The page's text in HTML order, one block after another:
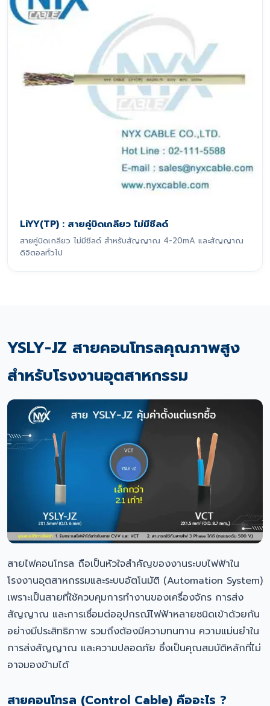
LiYY(TP) : สายคู่บิดเกลียว ไม่มีชีลด์
สายคู่บิดเกลียว ไม่มีชีลด์ สำหรับสัญญาณ 4-20mA และสัญญาณ
ดิจิตอลทั่วไป
YSLY-JZ สายคอนโทรลคุณภาพสูง
สำหรับโรงงานอุตสาหกรรม
สายไฟคอนโทรล ถือเป็นหัวใจสำคัญของงานระบบไฟฟ้าใน
โรงงานอุตสาหกรรมและระบบอัตโนมัติ (Automation System)
เพราะเป็นสายที่ใช้ควบคุมการทำงานของเครื่องจักร การส่ง
สัญญาณ และการเชื่อมต่ออุปกรณ์ไฟฟ้าหลายชนิดเข้าด้วยกัน
อย่างมีประสิทธิภาพ รวมถึงต้องมีความทนทาน ความแม่นยำใน
การส่งสัญญาณ และความปลอดภัย ซึ่งเป็นคุณสมบัติหลักที่ไม่
อาจมองข้ามได้
สายคอนโทรล (Control Cable) คืออะไร ?